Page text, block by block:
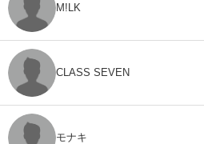
M!LK
CLASS SEVEN
モナキ